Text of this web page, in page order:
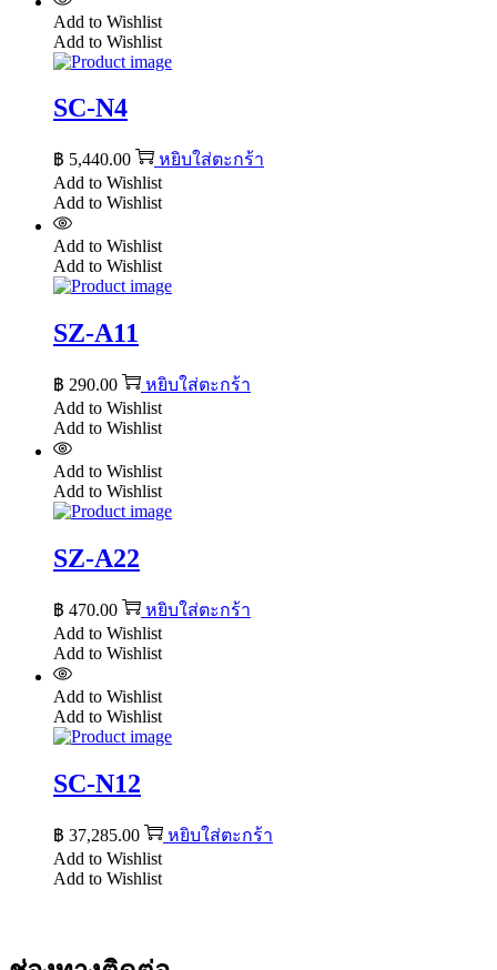
Add to Wishlist
Add to Wishlist
SC-N4
฿ 5,440.00
หยิบใส่ตะกร้า
Add to Wishlist
Add to Wishlist
Add to Wishlist
Add to Wishlist
SZ-A11
฿ 290.00
หยิบใส่ตะกร้า
Add to Wishlist
Add to Wishlist
Add to Wishlist
Add to Wishlist
SZ-A22
฿ 470.00
หยิบใส่ตะกร้า
Add to Wishlist
Add to Wishlist
Add to Wishlist
Add to Wishlist
SC-N12
฿ 37,285.00
หยิบใส่ตะกร้า
Add to Wishlist
Add to Wishlist